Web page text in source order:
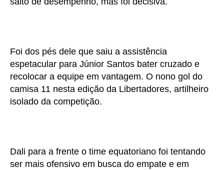
Foi dos pés dele que saiu a assistência
espetacular para Júnior Santos bater cruzado e
recolocar a equipe em vantagem. O nono gol do
camisa 11 nesta edição da Libertadores, artilheiro
isolado da competição.
Dali para a frente o time equatoriano foi tentando
ser mais ofensivo em busca do empate e em